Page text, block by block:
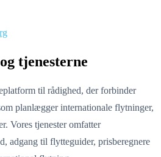
tjenesterne
til rådighed, der forbinder
planlægger internationale flytninger,
Vores tjenester omfatter
adgang til flytteguider, prisberegnere